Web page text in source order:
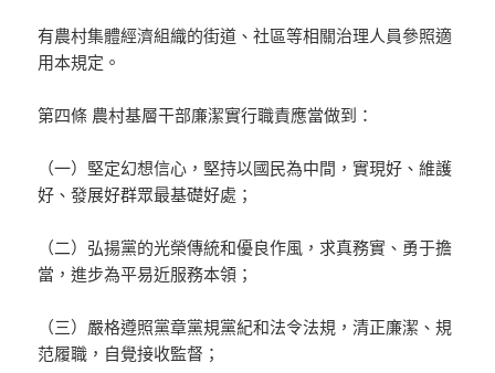
有農村集體經濟組織的街道、社區等相關治理人員參照適
用本規定。
第四條 農村基層干部廉潔實行職責應當做到：
（一）堅定幻想信心，堅持以國民為中間，實現好、維護
好、發展好群眾最基礎好處；
（二）弘揚黨的光榮傳統和優良作風，求真務實、勇于擔
當，進步為平易近服務本領；
（三）嚴格遵照黨章黨規黨紀和法令法規，清正廉潔、規
范履職，自覺接收監督；